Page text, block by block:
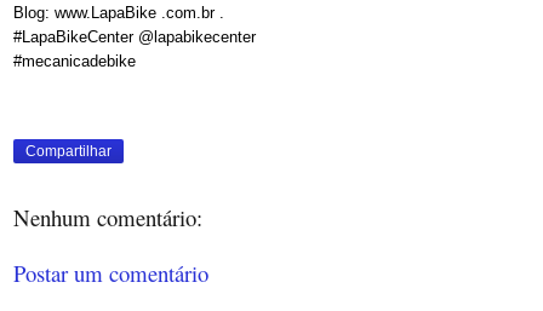
Blog: www.LapaBike .com.br .
#LapaBikeCenter @lapabikecenter
#mecanicadebike
Compartilhar
Nenhum comentário:
Postar um comentário